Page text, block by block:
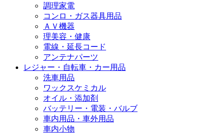
調理家電
コンロ・ガス器具用品
ＡＶ機器
理美容・健康
電線・延長コード
アンテナパーツ
レジャー・自転車・カー用品
洗車用品
ワックスケミカル
オイル・添加剤
バッテリー・電装・バルブ
車内用品・車外用品
車内小物